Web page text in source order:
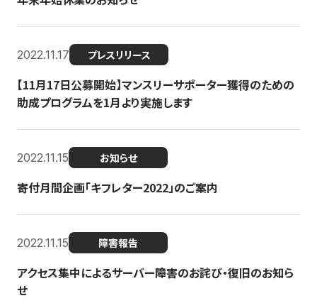
2022.11.17 プレスリリース
【11月17日公募開始】マンスリーサポーター獲得のための
助成プログラムを1月より実施します
2022.11.15 お知らせ
寄付月間企画「キフレター2022」のご案内
2022.11.15 障害報告
アクセス集中によるサーバー障害のお詫び・復旧のお知ら
せ